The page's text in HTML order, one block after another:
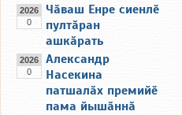
2026
0
Чӑваш Енре сиенлӗ
пултӑран
ашкӑрать
2026
0
Александр
Насекина
патшалӑх премийӗ
пама йышӑннӑ